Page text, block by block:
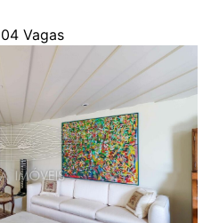
04 Vagas